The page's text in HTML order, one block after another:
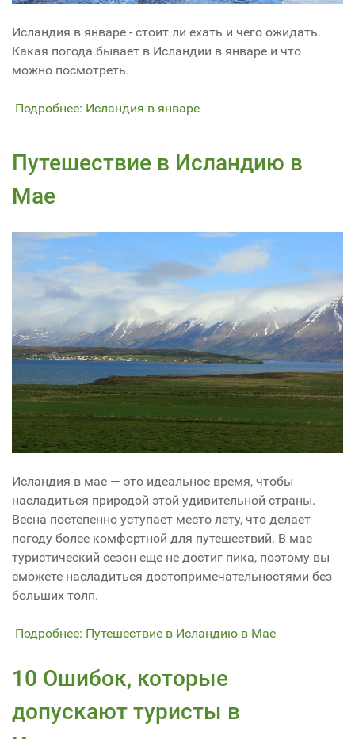
Исландия в январе - стоит ли ехать и чего ожидать.
Какая погода бывает в Исландии в январе и что
можно посмотреть.
Подробнее: Исландия в январе
Путешествие в Исландию в
Мае
Исландия в мае — это идеальное время, чтобы
насладиться природой этой удивительной страны.
Весна постепенно уступает место лету, что делает
погоду более комфортной для путешествий. В мае
туристический сезон еще не достиг пика, поэтому вы
сможете насладиться достопримечательностями без
больших толп.
Подробнее: Путешествие в Исландию в Мае
10 Ошибок, которые
допускают туристы в